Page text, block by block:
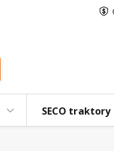
SECO traktory